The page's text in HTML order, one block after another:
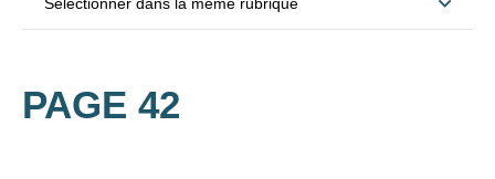
PAGE 42